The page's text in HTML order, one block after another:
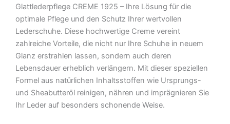
Glattlederpflege CREME 1925 – Ihre Lösung für die
optimale Pflege und den Schutz Ihrer wertvollen
Lederschuhe. Diese hochwertige Creme vereint
zahlreiche Vorteile, die nicht nur Ihre Schuhe in neuem
Glanz erstrahlen lassen, sondern auch deren
Lebensdauer erheblich verlängern. Mit dieser speziellen
Formel aus natürlichen Inhaltsstoffen wie Ursprungs-
und Sheabutteröl reinigen, nähren und imprägnieren Sie
Ihr Leder auf besonders schonende Weise.